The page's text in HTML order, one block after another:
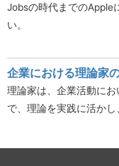
Jobsの時代までのApple
い。
企業における理論家
理論家は、企業活動に
で、理論を実践に活か